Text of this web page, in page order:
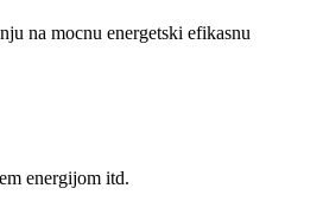
na mocnu energetski efikasnu
energijom itd.